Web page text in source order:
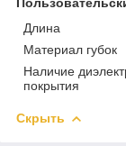
Длина
Материал губок
Наличие
покрытия
Скрыть